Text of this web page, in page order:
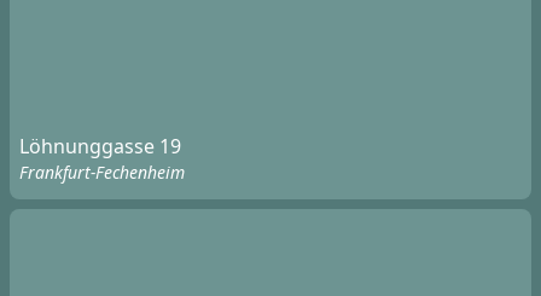
Löhnunggasse 19
Frankfurt-Fechenheim